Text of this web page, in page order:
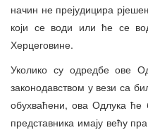
начин не прејудицира
који се води или ће се
Херцеговине.
Уколико су одредбе ове
законодавством у вези са
обухваћени, ова Одлука ће
представника имају већу